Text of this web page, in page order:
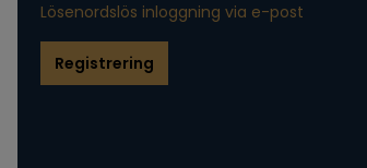
Lösenordslös inloggning via e-post
Registrering